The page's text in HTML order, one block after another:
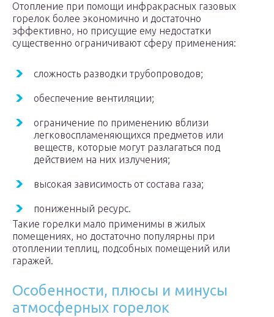
Отопление при помощи инфракрасных газовых
горелок более экономично и достаточно
эффективно, но присущие ему недостатки
существенно ограничивают сферу применения:
сложность разводки трубопроводов;
обеспечение вентиляции;
ограничение по применению вблизи
легковоспламеняющихся предметов или
веществ, которые могут разлагаться под
действием на них излучения;
высокая зависимость от состава газа;
пониженный ресурс.
Такие горелки мало применимы в жилых
помещениях, но достаточно популярны при
отоплении теплиц, подсобных помещений или
гаражей.
Особенности, плюсы и минусы
атмосферных горелок